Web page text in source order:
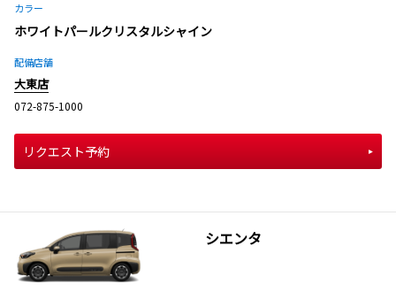
カラー
ホワイトパールクリスタルシャイン
配備店舗
大東店
072-875-1000
リクエスト予約
シエンタ